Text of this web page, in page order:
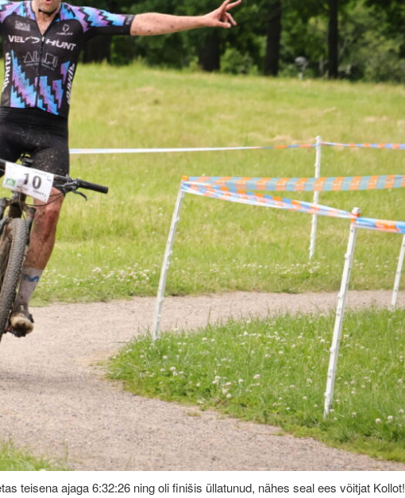
teisena ajaga 6:32:26 ning oli finišis üllatunud, nähes seal ees võitjat Kollot!